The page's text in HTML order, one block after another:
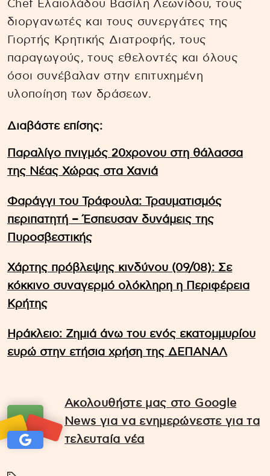
Chef Ελαιολάδου Βασίλη Λεωνίδου, τους
διοργανωτές και τους συνεργάτες της
Γιορτής Κρητικής Διατροφής, τους
παραγωγούς, τους εθελοντές και όλους
όσοι συνέβαλαν στην επιτυχημένη
υλοποίηση των δράσεων.
Διαβάστε επίσης:
Παραλίγο πνιγμός 20χρονου στη θάλασσα
της Νέας Χώρας στα Χανιά
Φαράγγι του Τράφουλα: Τραυματισμός
περιπατητή – Έσπευσαν δυνάμεις της
Πυροσβεστικής
Χάρτης πρόβλεψης κινδύνου (09/08): Σε
κόκκινο συναγερμό ολόκληρη η Περιφέρεια
Κρήτης
Ηράκλειο: Ζημιά άνω του ενός εκατομμυρίου
ευρώ στην ετήσια χρήση της ΔΕΠΑΝΑΛ
Ακολουθήστε μας στο Google
News για να ενημερώνεστε για τα
τελευταία νέα